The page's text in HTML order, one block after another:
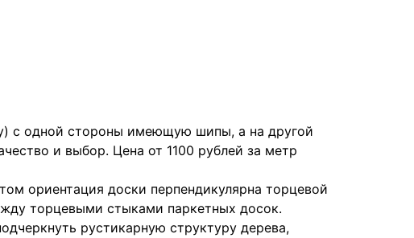
с одной стороны имеющую шипы, а на другой
и выбор. Цена от 1100 рублей за метр
ориентация доски перпендикулярна торцевой
торцевыми стыками паркетных досок.
рустикарную структуру дерева,